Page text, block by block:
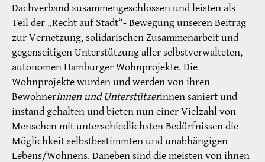
Dachverband zusammengeschlossen und leisten als
Teil der „Recht auf Stadt“- Bewegung unseren Beitrag
zur Vernetzung, solidarischen Zusammenarbeit und
gegenseitigen Unterstützung aller selbstverwalteten,
autonomen Hamburger Wohnprojekte. Die
Wohnprojekte wurden und werden von ihren
Bewohnerinnen und Unterstützerinnen saniert und
instand gehalten und bieten nun einer Vielzahl von
Menschen mit unterschiedlichsten Bedürfnissen die
Möglichkeit selbstbestimmten und unabhängigen
Lebens/Wohnens. Daneben sind die meisten von ihnen